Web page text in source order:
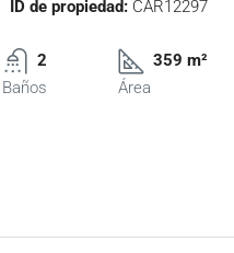
ID de propiedad: CAR12297
2
Baños
359 m²
Área